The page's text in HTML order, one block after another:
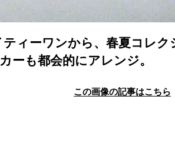
ィーワンから、春夏コレク
ーも都会的にアレンジ。
この画像の記事はこちら